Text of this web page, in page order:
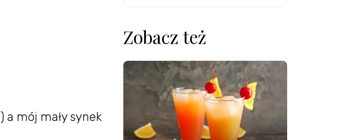
mój mały synek
Zobacz też